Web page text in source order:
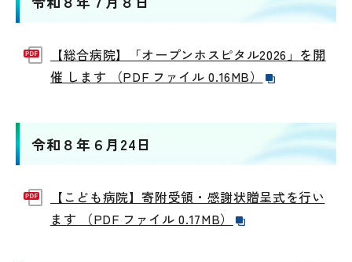
【総合病院】「オープンホスピタル2026」を開
催 します （PDF ファイル 0.16MB）
令和８年６月24日
【こども病院】寄附受領・感謝状贈呈式を行い
ます （PDF ファイル 0.17MB）